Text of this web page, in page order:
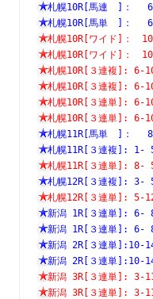
札幌10R[馬連　]：　
札幌10R[馬単　]：　
札幌10R[ワイド]：　
札幌10R[ワイド]：　
札幌10R[３連複]: 6-
札幌10R[３連複]: 6-
札幌10R[３連単]: 6-
札幌10R[３連単]: 6-
札幌11R[馬単　]：　
札幌11R[３連複]: 1-
札幌11R[３連単]: 8-
札幌12R[３連複]: 3-
札幌12R[３連単]: 5-
新潟 1R[３連
新潟 1R[３連
新潟 2R[３連単
新潟 2R[３連単
新潟 3R[３連
新潟 3R[３連単